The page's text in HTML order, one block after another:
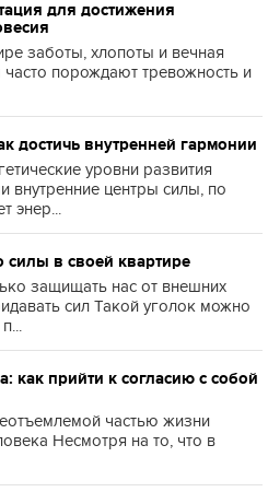
для достижения
заботы, хлопоты и вечная
часто порождают тревожность и
достичь внутренней гармонии
уровни развития
внутренние центры силы, по
энер...
силы в своей квартире
защищать нас от внешних
сил Такой уголок можно
как прийти к согласию с собой
частью жизни
Несмотря на то, что в